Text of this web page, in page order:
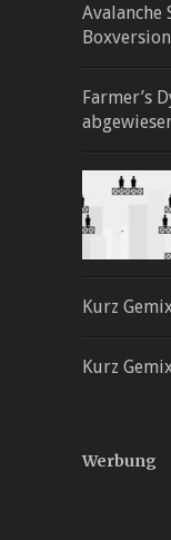
Avalanche
Farmer’s
Kurz
Kurz
Werbung